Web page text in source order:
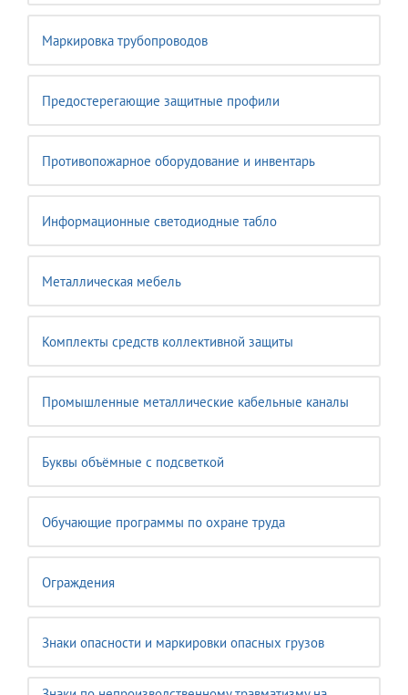
Маркировка трубопроводов
Предостерегающие защитные профили
Противопожарное оборудование и инвентарь
Информационные светодиодные табло
Металлическая мебель
Комплекты средств коллективной защиты
Промышленные металлические кабельные каналы
Буквы объёмные с подсветкой
Обучающие программы по охране труда
Ограждения
Знаки опасности и маркировки опасных грузов